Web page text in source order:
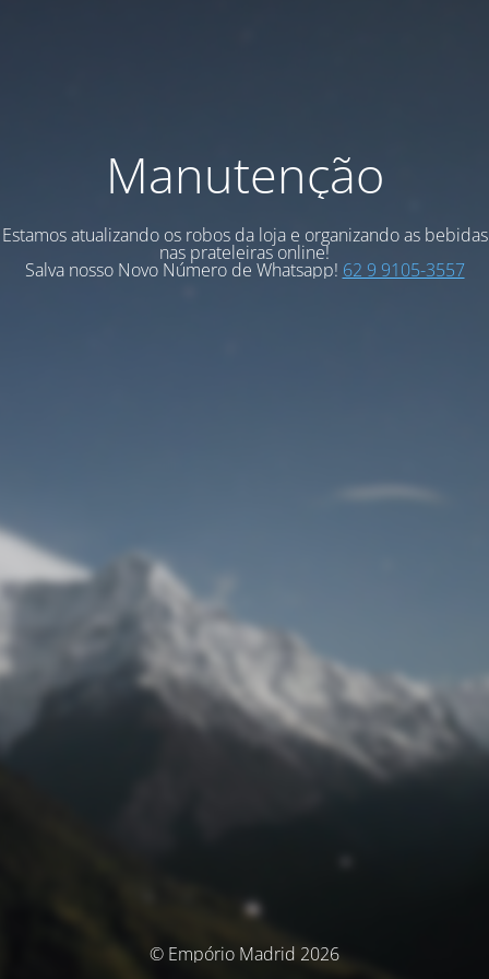
Manutenção
Estamos atualizando os robos da loja e organizando as bebidas
nas prateleiras online!
Salva nosso Novo Número de Whatsapp! 62 9 9105-3557
© Empório Madrid 2026